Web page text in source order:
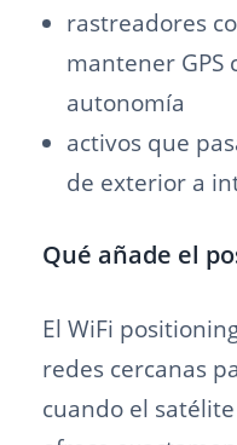
rastreadores
mantener GPS
autonomía
activos que
de exterior a
Qué añade el
El WiFi
redes cercanas
cuando el